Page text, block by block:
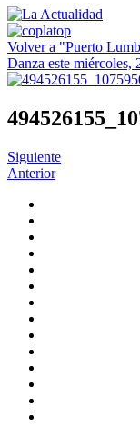
Volver a "Puerto
Danza este
Siguiente
Anterior